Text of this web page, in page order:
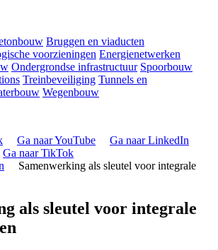
Bruggen en viaducten
voorzieningen Energienetwerken
Ondergrondse infrastructuur Spoorbouw
Treinbeveiliging Tunnels en
Wegenbouw
Ga naar YouTube
Ga naar LinkedIn
Ga naar TikTok
Samenwerking als sleutel voor integrale
als sleutel voor integrale